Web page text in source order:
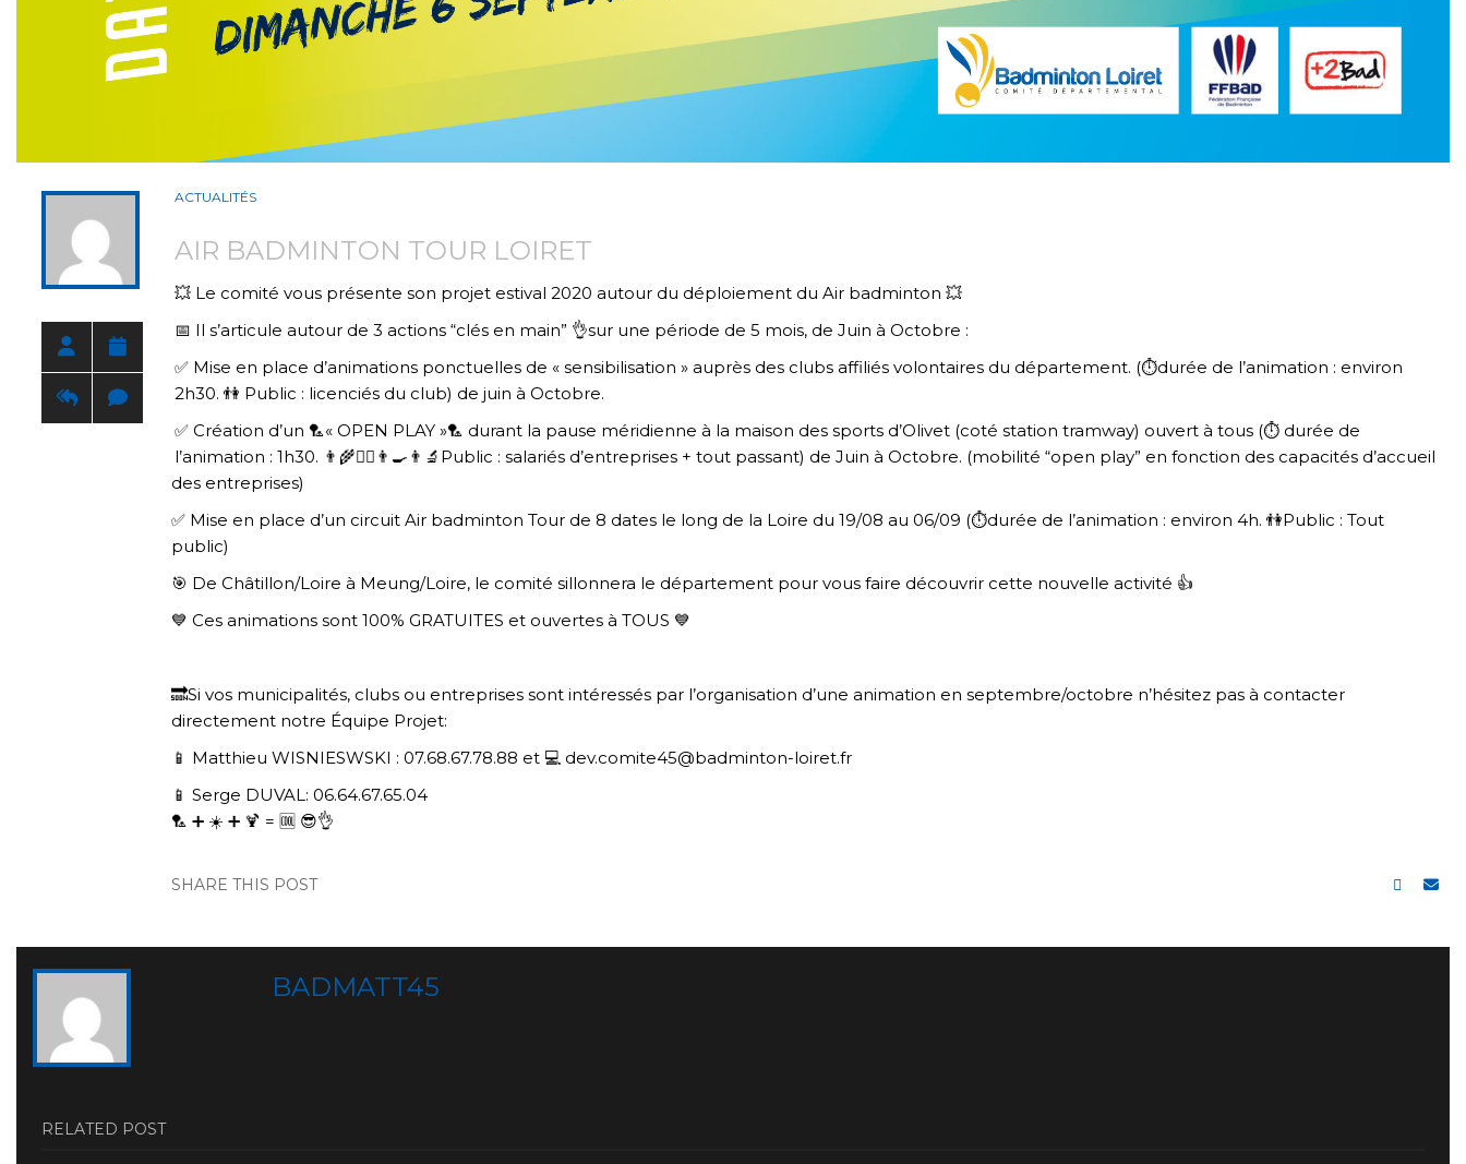
ACTUALITÉS
AIR BADMINTON TOUR LOIRET
💥 Le comité vous présente son projet estival 2020 autour du déploiement du Air badminton 💥
📅 Il s’articule autour de 3 actions “clés en main” 👌sur une période de 5 mois, de Juin à Octobre :
✅ Mise en place d’animations ponctuelles de « sensibilisation » auprès des clubs affiliés volontaires du département. (⏱durée de l’animation : environ
2h30. 👫 Public : licenciés du club) de juin à Octobre.
✅ Création d’un 🏸« OPEN PLAY »🏸 durant la pause méridienne à la maison des sports d’Olivet (coté station tramway) ouvert à tous (⏱ durée de
l’animation : 1h30. 👨‍🌾👷‍♂️ 👨‍🍳 👨‍🔬 Public : salariés d’entreprises + tout passant) de Juin à Octobre. (mobilité “open play” en fonction des capacités d’accueil
des entreprises)
✅ Mise en place d’un circuit Air badminton Tour de 8 dates le long de la Loire du 19/08 au 06/09 (⏱durée de l’animation : environ 4h. 👫Public : Tout
public)
🎯 De Châtillon/Loire à Meung/Loire, le comité sillonnera le département pour vous faire découvrir cette nouvelle activité 👍
💙 Ces animations sont 100% GRATUITES et ouvertes à TOUS 💙
🔜Si vos municipalités, clubs ou entreprises sont intéressés par l’organisation d’une animation en septembre/octobre n’hésitez pas à contacter
directement notre Équipe Projet:
📱 Matthieu WISNIESWSKI : 07.68.67.78.88 et 💻 dev.comite45@badminton-loiret.fr
📱 Serge DUVAL: 06.64.67.65.04
🏸 ➕ ☀️ ➕ 🍹 = 🆒 😎👌
SHARE THIS POST
BADMATT45
RELATED POST